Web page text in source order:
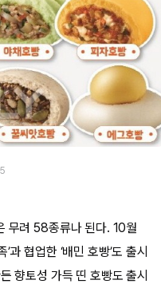
무려 58종류나 된다. 10월
과 협업한 ‘배민 호빵’도 출시
향토성 가득 띤 호빵도 출시